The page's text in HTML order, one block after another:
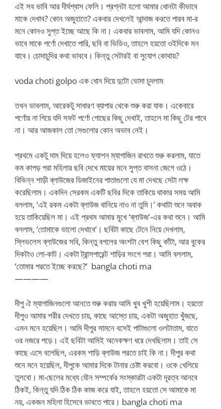
এই সব ভাবি আর দীর্ঘশ্বাস ফেলি। প্রশ্নটা হলো আমার ধোনটা কীভাবে
মাকে দেখাব? কোন অজুহাতে? একবার দেখলেই আন্দাজ করতে পারব মা-র
মনে কোনও সুপ্ত ইচ্ছে আছে কি না। একবার ভাবলাম, আমি যদি কোনও
ভাবে মাকে পর্ণো দেখাতে পারি, ছবি বা ভিডিও, তাহলে হয়তো ওইদিকে মন
যাবে। চোদাচুদির কথা ভাববে। কিন্তু সেটারই বা সুযোগ কোথায়?
voda choti golpo এক ধোন দিয়ে দুটো ভোদা চুদলাম
তখন ভাবলাম, আরেকটু সাধারণ ব্যাপার থেকে শুরু করা যাক। একেবারে
পর্ণোয় না গিয়ে যদি সফট পর্ণো গোছের কিছু দেখাই, তাহলে মা কিছু টের পাবে
না। আর আজকাল তো সেগুলোর কোন অভাব নেই।
প্রথমে একটু দাম দিয়ে হলেও ফ্যাশন ম্যাগাজিন রাখতে শুরু করলাম, যাতে
কম কাপড় পরা মহিলার ছবি দেখে মায়ের মনে সুপ্ত বাসনা জেগে ওঠে।
বিভিন্ন শাড়ী ব্লাউজের ডিজাইনের পাতাগুলো যে মা দেখছে সেটা লক্ষ
করেছিলাম। একদিন সেরকম একটি ছবির দিকে তাকিয়ে থাকার সময় আমি
বললাম, ‘এই রকম একটা ব্লাউজ বানিয়ে নাও না তুমি।’ কথাটা শুনে অবাক
হয়ে তাকিয়েছিল মা। এই প্রথম আমার মুখে ‘ব্লাউজ’-এর কথা শুনে। আমি
বললাম, ‘তোমাকে ভালো দেখাবে’। ছবিটা কাছে টেনে নিয়ে দেখলাম,
স্লিভলেস ব্লাউজের সবি, কিন্তু বগলের অংশটা বেশ কিছু কাঁটা, আর বুকের
দিকটাও লো-কাট। একটা ট্রান্সপারেন্ট শাড়ির সংগে পরা। আমি বললাম,
‘তোমার পরতে ইচ্ছে করছে?’ bangla choti ma
————
দীপু ঐ ম্যাগাজিনগুলো আনতে শুরু করায় আমি খুব খুশী হয়েছিলাম। হয়তো
দীপুও আমার শরীর দেখতে চায়, কাছে আস্তে চায়, একটা অজুহাত খুঁজছে,
এমন মনে হয়েছিল। আমি দীপুর সামনে বসেই পাটাগুলো ওলটাতাম, যাতে
ওর নজরে পড়ে। এই ছবিটা আমিই অনেকক্ষণ ধরে দেখছিলাম। তাই সে
কাছে এসে বলেছিল, এরকম শাড়ি ব্লাউজ পরতে চাই কি না। দীপুর কথা
শুনে মনে হয়েছিল, দীপুকে আমার দিকে টানার চেষ্টা করবো। ওকে খেলিয়ে
তুলবো। মা-ছেলের মধ্যে যৌন সম্পর্কের সংস্কারটা একটা দূরত্ব আনবে
ঠিকই, কিন্তু যদি ঠিক ঠিক কাজ করে যাই, তাহলে হয়তো সে আমাকে মা
নয়, একজন মহিলা হিসেবে ভাবতে পারে। bangla choti ma